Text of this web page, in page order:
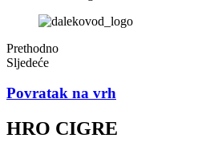
Prethodno
Sljedeće
Povratak na vrh
HRO CIGRE